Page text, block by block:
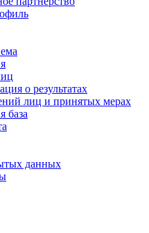
о результатах
лиц и принятых мерах
база
данных